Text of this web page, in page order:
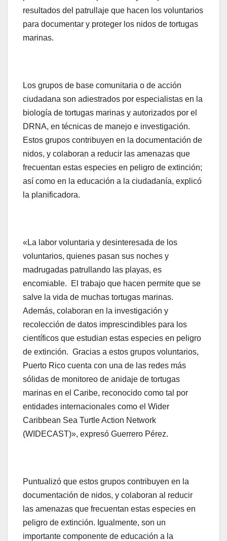
resultados del patrullaje que hacen los voluntarios
para documentar y proteger los nidos de tortugas
marinas.
Los grupos de base comunitaria o de acción
ciudadana son adiestrados por especialistas en la
biología de tortugas marinas y autorizados por el
DRNA, en técnicas de manejo e investigación.
Estos grupos contribuyen en la documentación de
nidos, y colaboran a reducir las amenazas que
frecuentan estas especies en peligro de extinción;
así como en la educación a la ciudadanía, explicó
la planificadora.
«La labor voluntaria y desinteresada de los
voluntarios, quienes pasan sus noches y
madrugadas patrullando las playas, es
encomiable. El trabajo que hacen permite que se
salve la vida de muchas tortugas marinas.
Además, colaboran en la investigación y
recolección de datos imprescindibles para los
científicos que estudian estas especies en peligro
de extinción. Gracias a estos grupos voluntarios,
Puerto Rico cuenta con una de las redes más
sólidas de monitoreo de anidaje de tortugas
marinas en el Caribe, reconocido como tal por
entidades internacionales como el Wider
Caribbean Sea Turtle Action Network
(WIDECAST)», expresó Guerrero Pérez.
Puntualizó que estos grupos contribuyen en la
documentación de nidos, y colaboran al reducir
las amenazas que frecuentan estas especies en
peligro de extinción. Igualmente, son un
importante componente de educación a la